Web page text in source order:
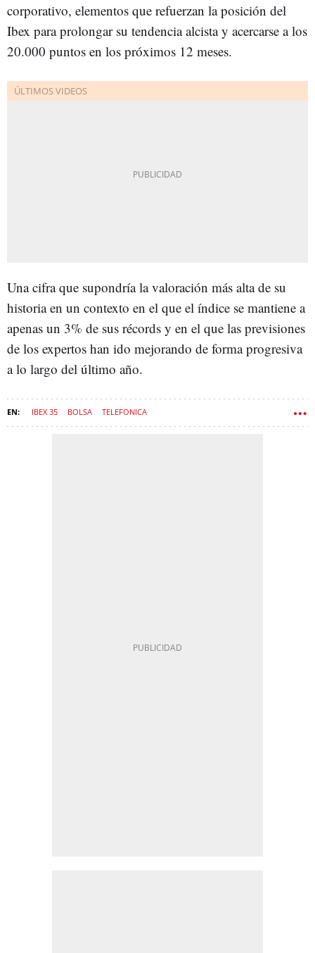
corporativo, elementos que refuerzan la posición del
Ibex para prolongar su tendencia alcista y acercarse a los
20.000 puntos en los próximos 12 meses.
Una cifra que supondría la valoración más alta de su
historia en un contexto en el que el índice se mantiene a
apenas un 3% de sus récords y en el que las previsiones
de los expertos han ido mejorando de forma progresiva
a lo largo del último año.
IBEX 35 BOLSA TELEFONICA